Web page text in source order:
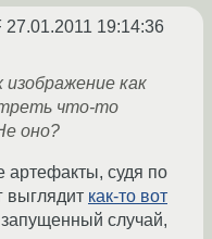
27.01.2011 19:14:36
как
что-то
оно?
артефакты, судя по
выглядит как-то вот
случай,